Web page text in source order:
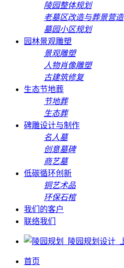
陵园整体规划
老墓区改造与葬景营造
墓园小区规划
园林景观雕塑
景观雕塑
人物肖像雕塑
古建筑修复
生态节地葬
节地葬
生态葬
碑雕设计与制作
名人墓
创意墓碑
商艺墓
低碳循环创新
铜艺术品
环保石棺
我们的客户
联络我们
首页